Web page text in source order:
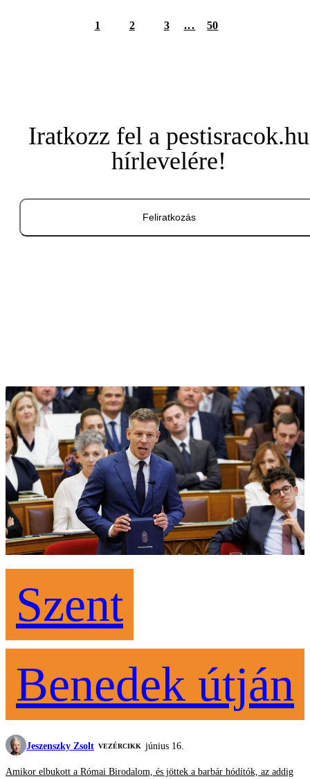
1 2 3 ... 50
Iratkozz fel a pestisracok.hu
hírlevelére!
Feliratkozás
Szent
Benedek útján
Jeszenszky Zsolt VEZÉRCIKK június 16.
Amikor elbukott a Római Birodalom, és jöttek a barbár hódítók, az addig